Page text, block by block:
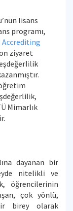
lisans
programı,
ziyaret
Mimarlık
dayanan bir
nitelikli ve
öğrencilerinin
çok yönlü,
birey olarak